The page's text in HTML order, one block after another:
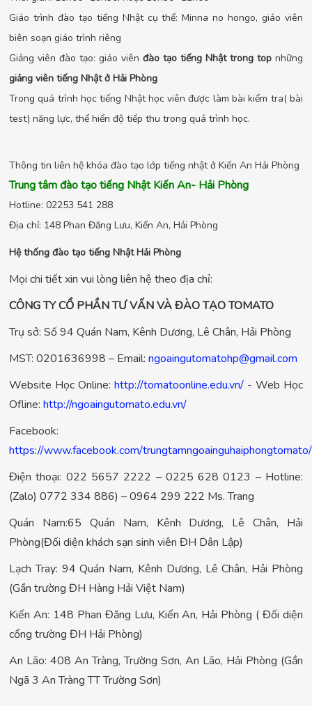
Giáo trình đào tạo tiếng Nhật cụ thể: Minna no hongo, giáo viên
biên soạn giáo trình riêng
Giảng viên đào tạo: giáo viên đào tạo tiếng Nhật trong top những
giảng viên tiếng Nhật ở Hải Phòng
Trong quá trình học tiếng Nhật học viên được làm bài kiểm tra( bài
test) năng lực, thể hiển độ tiếp thu trong quá trình học.
Thông tin liên hệ khóa đào tạo lớp tiếng nhật ở Kiến An Hải Phòng
Trung tâm đào tạo tiếng Nhật Kiến An- Hải Phòng
Hotline: 02253 541 288
Địa chỉ: 148 Phan Đăng Lưu, Kiến An, Hải Phòng
Hệ thống đào tạo tiếng Nhật Hải Phòng
Mọi chi tiết xin vui lòng liên hệ theo địa chỉ:
CÔNG TY CỔ PHẦN TƯ VẤN VÀ ĐÀO TẠO TOMATO
Trụ sở: Số 94 Quán Nam, Kênh Dương, Lê Chân, Hải Phòng
MST: 0201636998 – Email: ngoaingutomatohp@gmail.com
Website Học Online: http://tomatoonline.edu.vn/ - Web Học
Ofline: http://ngoaingutomato.edu.vn/
Facebook:
https://www.facebook.com/trungtamngoainguhaiphongtomato/
Điện thoại: 022 5657 2222 – 0225 628 0123 – Hotline:
(Zalo) 0772 334 886) – 0964 299 222 Ms. Trang
Quán Nam:65 Quán Nam, Kênh Dương, Lê Chân, Hải
Phòng(Đối diện khách sạn sinh viên ĐH Dân Lập)
Lạch Tray: 94 Quán Nam, Kênh Dương, Lê Chân, Hải Phòng
(Gần trường ĐH Hàng Hải Việt Nam)
Kiến An: 148 Phan Đăng Lưu, Kiến An, Hải Phòng ( Đối diện
cổng trường ĐH Hải Phòng)
An Lão: 408 An Tràng, Trường Sơn, An Lão, Hải Phòng (Gần
Ngã 3 An Tràng TT Trường Sơn)